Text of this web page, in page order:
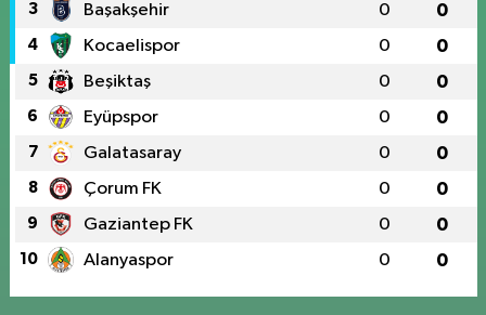
3 Başakşehir 0 0
4 Kocaelispor 0 0
5 Beşiktaş 0 0
6 Eyüpspor 0 0
7 Galatasaray 0 0
8 Çorum FK 0 0
9 Gaziantep FK 0 0
10 Alanyaspor 0 0